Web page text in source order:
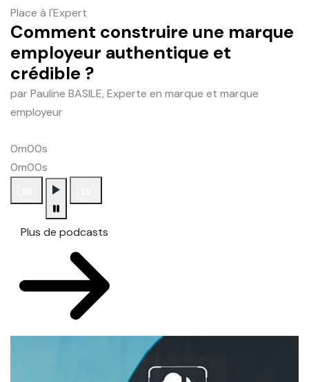
Place à l'Expert
Comment construire une marque
employeur authentique et
crédible ?
par Pauline BASILE, Experte en marque et marque
employeur
0m00s
0m00s
Plus de podcasts